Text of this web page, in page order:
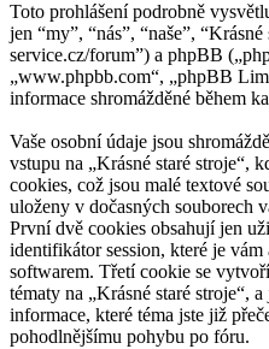
Toto prohlášení podrobně
jen “my”, “nás”, “naše”,
service.cz/forum”) a phpBB
„www.phpbb.com“, „phpBB
informace shromážděné během
Vaše osobní údaje jsou
vstupu na „Krásné staré stroje“,
cookies, což jsou malé textové
uloženy v dočasných souborech
První dvě cookies obsahují jen
identifikátor session, které je
softwarem. Třetí cookie se
tématy na „Krásné staré stroje“,
informace, které téma jste již
pohodlnějšímu pohybu po fóru.